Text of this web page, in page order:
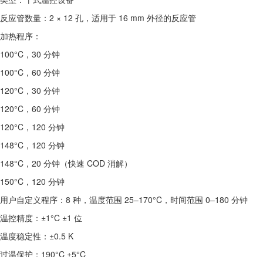
反应管数量：2 × 12 孔，适用于 16 mm 外径的反应管
加热程序：
100°C，30 分钟
100°C，60 分钟
120°C，30 分钟
120°C，60 分钟
120°C，120 分钟
148°C，120 分钟
148°C，20 分钟（快速 COD 消解）
150°C，120 分钟
用户自定义程序：8 种，温度范围 25–170°C，时间范围 0–180 分钟
温控精度：±1°C ±1 位
温度稳定性：±0.5 K
过温保护：190°C ±5°C